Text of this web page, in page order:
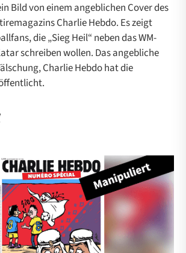
Bild von einem angeblichen Cover des
Charlie Hebdo. Es zeigt
die „Sieg Heil“ neben das WM-
schreiben wollen. Das angebliche
Charlie Hebdo hat die